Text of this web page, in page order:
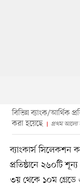
বিভিন্ন ব্যাংক/আর্থিক
করা হয়েছে
প্রথম আলো
ব্যাংকার্স সিলেকশন
প্রতিষ্ঠানে ২৬০টি
৩য় থেকে ১০ম